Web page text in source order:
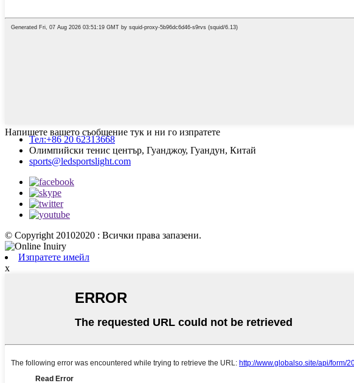
Напишете вашето съобщение тук и ни го изпратете
Тел:+86 20 62313668
Олимпийски тенис център, Гуанджоу, Гуандун, Китай
sports@ledsportslight.com
© Copyright 20102020 : Всички права запазени.
Изпратете имейл
x